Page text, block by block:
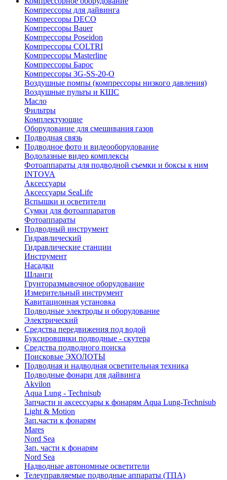
Компрессоры для дайвинга
Компрессоры DECO
Компрессоры Bauer
Компрессоры Poseidon
Компрессоры COLTRI
Компрессоры Masterline
Компрессоры Барос
Компрессоры 3G-SS-20-O
Воздушные помпы (компрессоры низкого давления)
Воздушные пульты и КШС
Масло
Фильтры
Комплектующие
Оборудование для смешивания газов
Подводная связь
Подводное фото и видеооборудование
Водолазные видео комплексы
Фотоаппараты для подводной съемки и боксы к ним
INTOVA
Аксессуары
Аксессуары SeaLife
Вспышки и осветители
Сумки для фотоаппаратов
Фотоаппараты
Подводный инструмент
Гидравлический
Гидравлические станции
Инструмент
Насадки
Шланги
Грунторазмывочное оборудование
Измерительный инструмент
Кавитационная установка
Подводные электроды и оборудование
Электрический
Средства передвижения под водой
Буксировщики подводные - скутера
Средства подводного поиска
Поисковые ЭХОЛОТЫ
Подводная и надводная осветительная техника
Подводные фонари для дайвинга
Akvilon
Aqua Lung - Technisub
Запчасти и аксессуары к фонарям Aqua Lung-Technisub
Light & Motion
Зап.части к фонарям
Mares
Nord Sea
Зап. части к фонарям
Nord Sea
Надводные автономные осветители
Телеуправляемые подводные аппараты (ТПА)